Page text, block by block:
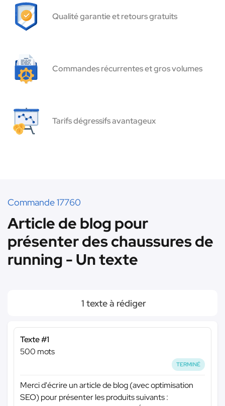
Qualité garantie et retours gratuits
Commandes récurrentes et gros volumes
Tarifs dégressifs avantageux
Commande 17760
Article de blog pour
présenter des chaussures de
running - Un texte
1 texte à rédiger
Texte #1
500 mots
TERMINÉ
Merci d'écrire un article de blog (avec optimisation
SEO) pour présenter les produits suivants :